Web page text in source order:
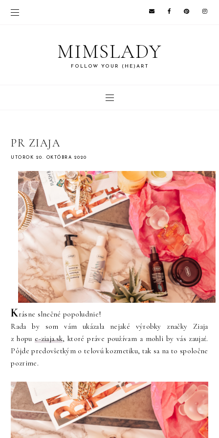
MIMSLADY
FOLLOW YOUR (HE)ART
PR ZIAJA
UTOROK 20. OKTÓBRA 2020
Krásne slnečné popoludnie!
Rada by som vám ukázala nejaké výrobky značky Ziaja
zhopue-ziaja.sk, ktoré práve používam a mohli by vás zaujať.
Pôjde predovšetkým o telovú kozmetiku, tak sa na to spoločne
pozrime.